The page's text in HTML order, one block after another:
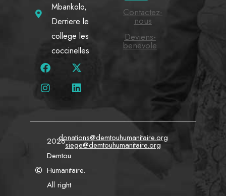
Mbankolo,
Derriere le
college les
coccinelles
Contactez-
nous
Deviens-
benevole
2026
Demtou
Humanitaire.
All right
donations@demtouhumanitaire.org
siege@demtouhumanitaire.org